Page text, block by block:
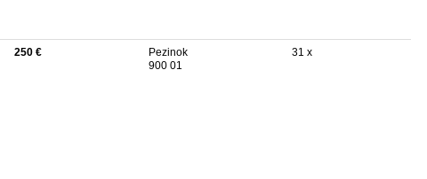
250 €
Pezinok
900 01
31 x